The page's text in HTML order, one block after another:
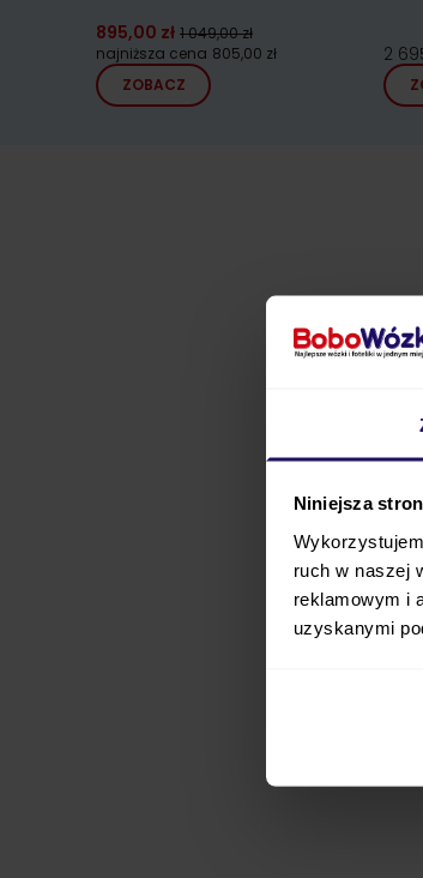
Niniejsza
ruch w naszej
reklamowym i
uzyskanymi
895,00 zł 1 049,00 zł
najniższa cena 805,00 zł
ZOBACZ
2